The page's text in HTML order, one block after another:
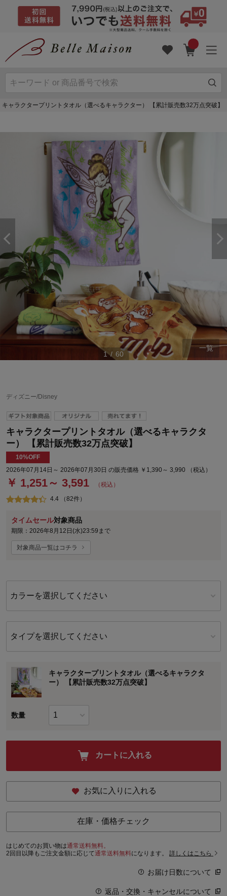
キャラクタープリントタオル（選べるキャラクター） 【累計販売数32万点突破】
1 / 60
一覧
ディズニー/Disney
キャラクタープリントタオル（選べるキャラクタ
ー） 【累計販売数32万点突破】
10%OFF
2026年07月14日～ 2026年07月30日 の販売価格 ￥1,390～ 3,990 （税込）
￥ 1,251～ 3,591 （税込）
4.4 （82件）
タイムセール対象商品
期限：2026年8月12日(水)23:59まで
対象商品一覧はコチラ
カラーを選択してください
タイプを選択してください
キャラクタープリントタオル（選べるキャラクタ
ー） 【累計販売数32万点突破】
数量
カートに入れる
お気に入りに入れる
在庫・価格チェック
はじめてのお買い物は通常送料無料。
2回目以降もご注文金額に応じて通常送料無料になります。 詳しくはこちら
お届け日数について
返品・交換・キャンセルについて